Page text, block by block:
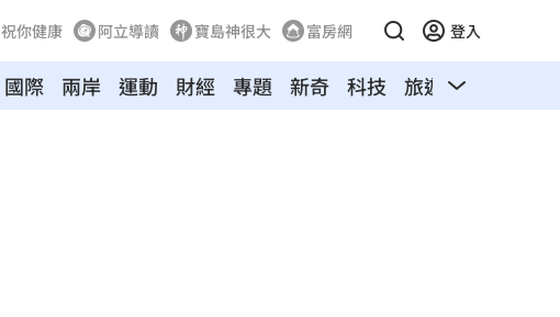
祝你健康 阿立導讀 寶島神很大 富房網 登入
國際 兩岸 運動 財經 專題 新奇 科技 旅遊 汽車